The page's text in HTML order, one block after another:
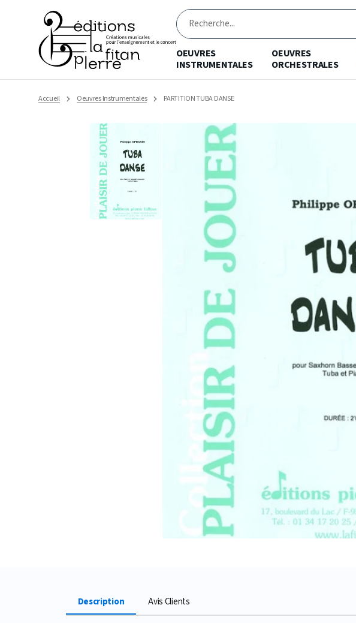
Recherche
OEUVRES
INSTRUMENTALES
OEUVRES
ORCHESTRALES
Accueil Oeuvres Instrumentales PARTITION TUBA DANSE
Ouvrir
supports
multimédia
dans
Description Avis Clients